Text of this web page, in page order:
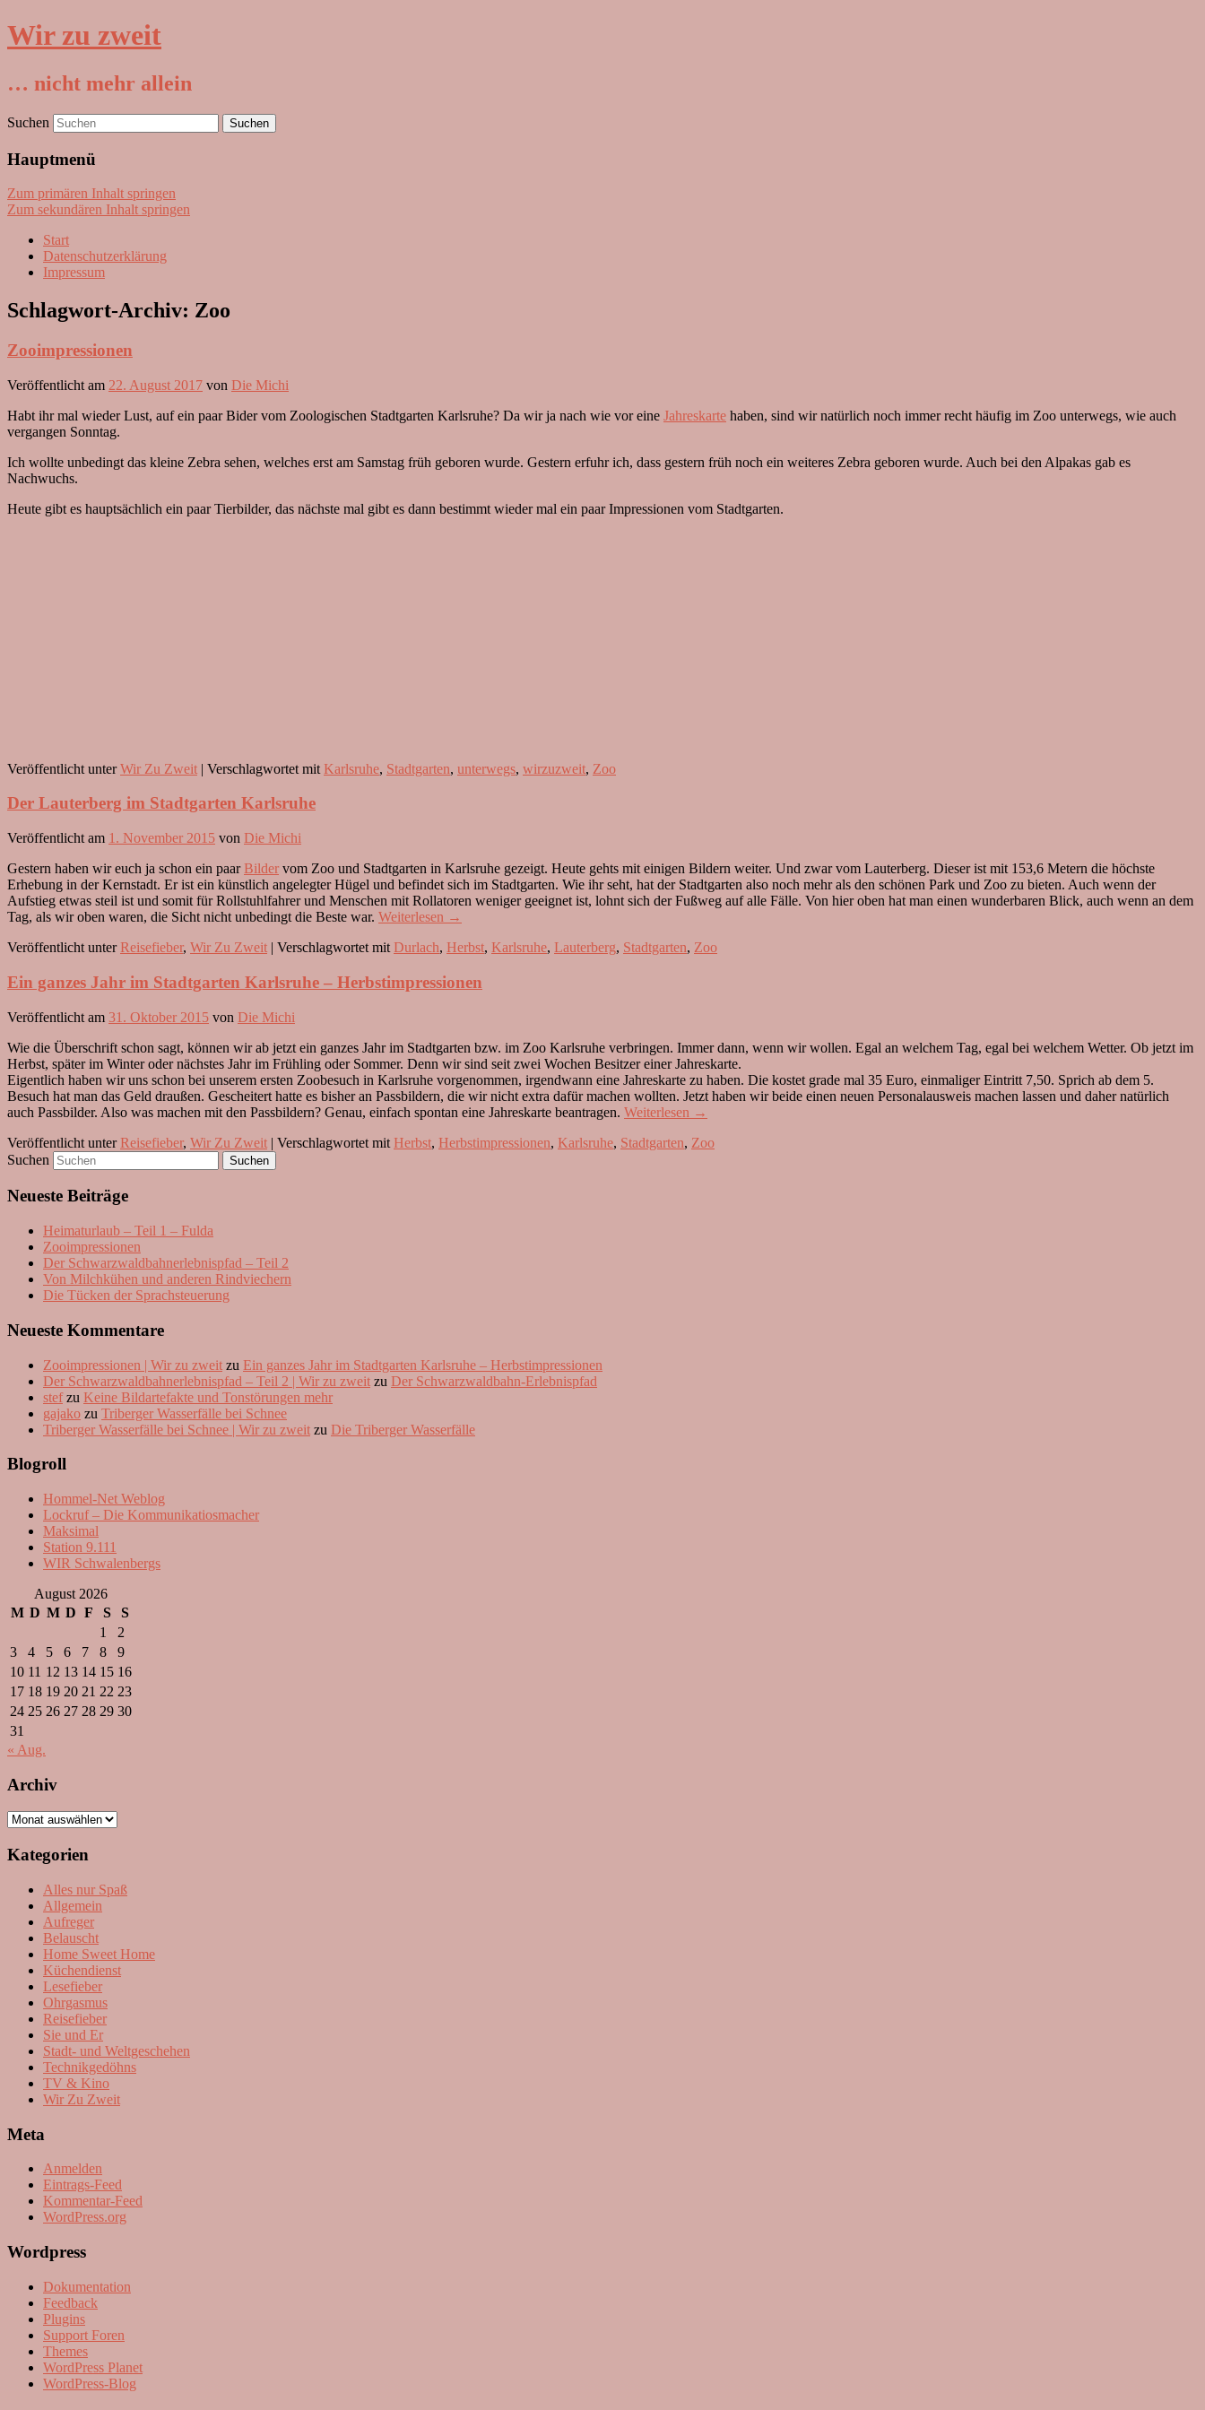
Wir zu zweit
… nicht mehr allein
Suchen
Hauptmenü
Zum primären Inhalt springen
Zum sekundären Inhalt springen
Start
Datenschutzerklärung
Impressum
Schlagwort-Archiv: Zoo
Zooimpressionen
Veröffentlicht am 22. August 2017 von Die Michi
Habt ihr mal wieder Lust, auf ein paar Bider vom Zoologischen Stadtgarten Karlsruhe? Da wir ja nach wie vor eine Jahreskarte haben, sind wir natürlich noch immer recht häufig im Zoo unterwegs, wie auch
vergangen Sonntag.
Ich wollte unbedingt das kleine Zebra sehen, welches erst am Samstag früh geboren wurde. Gestern erfuhr ich, dass gestern früh noch ein weiteres Zebra geboren wurde. Auch bei den Alpakas gab es
Nachwuchs.
Heute gibt es hauptsächlich ein paar Tierbilder, das nächste mal gibt es dann bestimmt wieder mal ein paar Impressionen vom Stadtgarten.
Veröffentlicht unter Wir Zu Zweit | Verschlagwortet mit Karlsruhe, Stadtgarten, unterwegs, wirzuzweit, Zoo
Der Lauterberg im Stadtgarten Karlsruhe
Veröffentlicht am 1. November 2015 von Die Michi
Gestern haben wir euch ja schon ein paarBilder vom Zoo und Stadtgarten in Karlsruhe gezeigt. Heute gehts mit einigen Bildern weiter. Und zwar vom Lauterberg. Dieser ist mit 153,6 Metern die höchste
Erhebung in der Kernstadt. Er ist ein künstlich angelegter Hügel und befindet sich im Stadtgarten. Wie ihr seht, hat der Stadtgarten also noch mehr als den schönen Park und Zoo zu bieten. Auch wenn der
Aufstieg etwas steil ist und somit für Rollstuhlfahrer und Menschen mit Rollatoren weniger geeignet ist, lohnt sich der Fußweg auf alle Fälle. Von hier oben hat man einen wunderbaren Blick, auch wenn an dem
Tag, als wir oben waren, die Sicht nicht unbedingt die Beste war. Weiterlesen →
Veröffentlicht unter Reisefieber, Wir Zu Zweit | Verschlagwortet mit Durlach, Herbst, Karlsruhe, Lauterberg, Stadtgarten, Zoo
Ein ganzes Jahr im Stadtgarten Karlsruhe – Herbstimpressionen
Veröffentlicht am 31. Oktober 2015 von Die Michi
Wie die Überschrift schon sagt, können wir ab jetzt ein ganzes Jahr im Stadtgarten bzw. im Zoo Karlsruhe verbringen. Immer dann, wenn wir wollen. Egal an welchem Tag, egal bei welchem Wetter. Ob jetzt im
Herbst, später im Winter oder nächstes Jahr im Frühling oder Sommer. Denn wir sind seit zwei Wochen Besitzer einer Jahreskarte.
Eigentlich haben wir uns schon bei unserem ersten Zoobesuch in Karlsruhe vorgenommen, irgendwann eine Jahreskarte zu haben. Die kostet grade mal 35 Euro, einmaliger Eintritt 7,50. Sprich ab dem 5.
Besuch hat man das Geld draußen. Gescheitert hatte es bisher an Passbildern, die wir nicht extra dafür machen wollten. Jetzt haben wir beide einen neuen Personalausweis machen lassen und daher natürlich
auch Passbilder. Also was machen mit den Passbildern? Genau, einfach spontan eine Jahreskarte beantragen. Weiterlesen →
Veröffentlicht unter Reisefieber, Wir Zu Zweit | Verschlagwortet mit Herbst, Herbstimpressionen, Karlsruhe, Stadtgarten, Zoo
Suchen
Neueste Beiträge
Heimaturlaub – Teil 1 – Fulda
Zooimpressionen
Der Schwarzwaldbahnerlebnispfad – Teil 2
Von Milchkühen und anderen Rindviechern
Die Tücken der Sprachsteuerung
Neueste Kommentare
Zooimpressionen | Wir zu zweit zu Ein ganzes Jahr im Stadtgarten Karlsruhe – Herbstimpressionen
Der Schwarzwaldbahnerlebnispfad – Teil 2 | Wir zu zweit zu Der Schwarzwaldbahn-Erlebnispfad
stefzu Keine Bildartefakte und Tonstörungen mehr
gajako zu Triberger Wasserfälle bei Schnee
Triberger Wasserfälle bei Schnee | Wir zu zweit zu Die Triberger Wasserfälle
Blogroll
Hommel-Net Weblog
Lockruf – Die Kommunikatiosmacher
Maksimal
Station 9.111
WIR Schwalenbergs
August 2026
M D M D F S
S
1
2
3
4 5 6 7 8
9
10 11 12 13 14 15 16
17 18 19 20 21 22 23
24 25 26 27 28 29 30
31
« Aug.
Archiv
Archiv
Kategorien
Alles nur Spaß
Allgemein
Aufreger
Belauscht
Home Sweet Home
Küchendienst
Lesefieber
Ohrgasmus
Reisefieber
Sie und Er
Stadt- und Weltgeschehen
Technikgedöhns
TV & Kino
Wir Zu Zweit
Meta
Anmelden
Eintrags-Feed
Kommentar-Feed
WordPress.org
Wordpress
Dokumentation
Feedback
Plugins
Support Foren
Themes
WordPress Planet
WordPress-Blog